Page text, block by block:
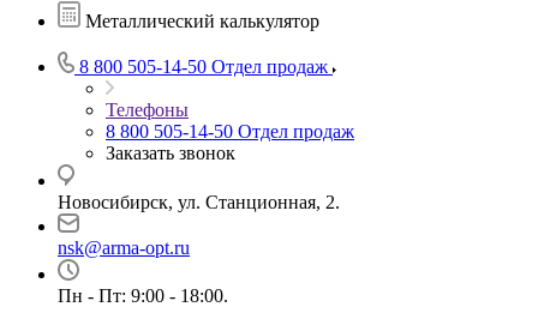
Металлический калькулятор
8 800 505-14-50 Отдел продаж
Телефоны
8 800 505-14-50 Отдел продаж
Заказать звонок
Новосибирск, ул. Станционная, 2.
nsk@arma-opt.ru
Пн - Пт: 9:00 - 18:00.